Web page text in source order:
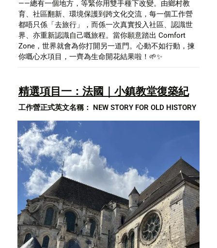
——總有一個地方，等緊你用雙手種下改變。由鄉村教
育、社區翻新、環境保護到跨文化交流，每一個工作營
都唔只係「去旅行」，而係一次真實投入社區、認識世
界、亦重新認識自己嘅旅程。當你願意踏出 Comfort
Zone，世界就會為你打開另一道門。心動不如行動，揀
你嘅心水項目，一齊為生命開花結果啦！🌱✨
精選項目一：法國｜小鎮教堂復築紀
工作營正式英文名稱： NEW STORY FOR OLD HISTORY